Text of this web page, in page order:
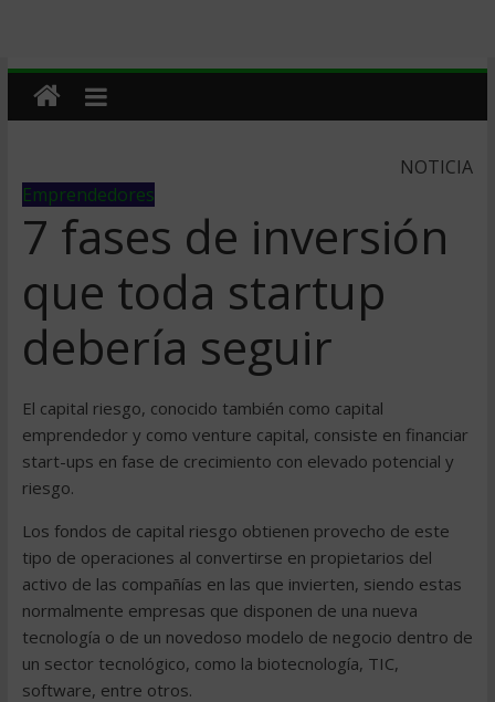
NOTICIA
Emprendedores
7 fases de inversión
que toda startup
debería seguir
El capital riesgo, conocido también como capital
emprendedor y como venture capital, consiste en financiar
start-ups en fase de crecimiento con elevado potencial y
riesgo.
Los fondos de capital riesgo obtienen provecho de este
tipo de operaciones al convertirse en propietarios del
activo de las compañías en las que invierten, siendo estas
normalmente empresas que disponen de una nueva
tecnología o de un novedoso modelo de negocio dentro de
un sector tecnológico, como la biotecnología, TIC,
software, entre otros.